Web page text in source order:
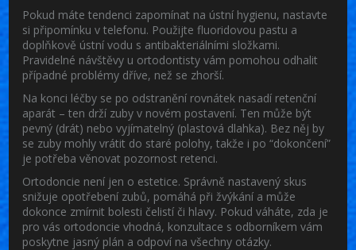
Pokud máte tendenci zapomínat na ústní hygienu, nastavte
si připomínku v telefonu. Použijte fluoridovou pastu a
doplňkově ústní vodu s antibakteriálními složkami.
Pravidelné návštěvy u ortodontisty vám pomohou odhalit
případné problémy dříve, než se zhorší.
Na konci léčby se po odstranění rovnátek nasadí retenční
aparát – ten drží zuby v novém postavení. Ten může být
pevný (drát) nebo vyjímatelný (plastová dlahka). Bez něj by
se zuby mohly vrátit do staré polohy, takže i po “dokončení”
je potřeba věnovat pozornost retenci.
Ortodoncie není jen o estetice. Správně nastavený skus
snižuje opotřebení zubů, pomáhá při žvýkání a může
dokonce zmírnit bolesti čelistí či hlavy. Pokud váháte, zda je
pro vás ortodoncie vhodná, konzultace s odborníkem vám
poskytne jasný plán a odpoví na všechny otázky.